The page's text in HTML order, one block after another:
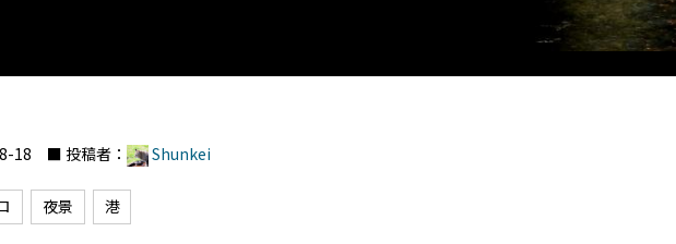
18 ■ 投稿者： Shunkei
夜景 港